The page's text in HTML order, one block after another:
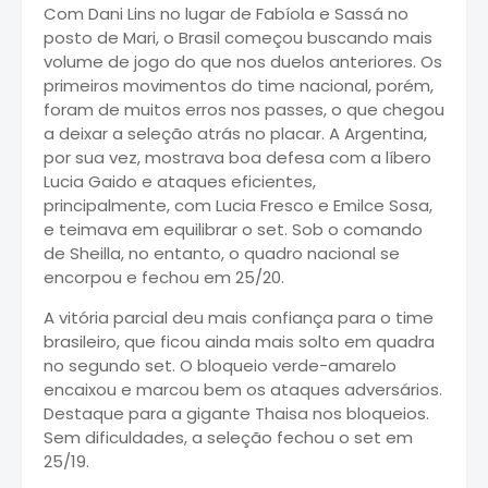
Com Dani Lins no lugar de Fabíola e Sassá no
posto de Mari, o Brasil começou buscando mais
volume de jogo do que nos duelos anteriores. Os
primeiros movimentos do time nacional, porém,
foram de muitos erros nos passes, o que chegou
a deixar a seleção atrás no placar. A Argentina,
por sua vez, mostrava boa defesa com a líbero
Lucia Gaido e ataques eficientes,
principalmente, com Lucia Fresco e Emilce Sosa,
e teimava em equilibrar o set. Sob o comando
de Sheilla, no entanto, o quadro nacional se
encorpou e fechou em 25/20.
A vitória parcial deu mais confiança para o time
brasileiro, que ficou ainda mais solto em quadra
no segundo set. O bloqueio verde-amarelo
encaixou e marcou bem os ataques adversários.
Destaque para a gigante Thaisa nos bloqueios.
Sem dificuldades, a seleção fechou o set em
25/19.